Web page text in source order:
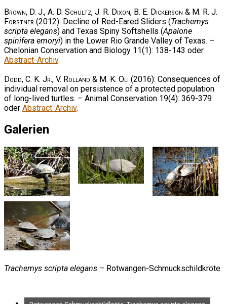
Brown, D. J., A. D. Schultz, J. R. Dixon, B. E. Dickerson & M. R. J.
Forstner (2012): Decline of Red-Eared Sliders (Trachemys
scripta elegans) and Texas Spiny Softshells (Apalone
spinifera emoryi) in the Lower Rio Grande Valley of Texas. –
Chelonian Conservation and Biology 11(1): 138-143 oder
Abstract-Archiv.
Dodd, C. K. Jr., V. Rolland & M. K. Oli (2016): Consequences of
individual removal on persistence of a protected population
of long-lived turtles. – Animal Conservation 19(4): 369-379
oder Abstract-Archiv.
Galerien
Trachemys scripta elegans – Rotwangen-Schmuckschildkröte